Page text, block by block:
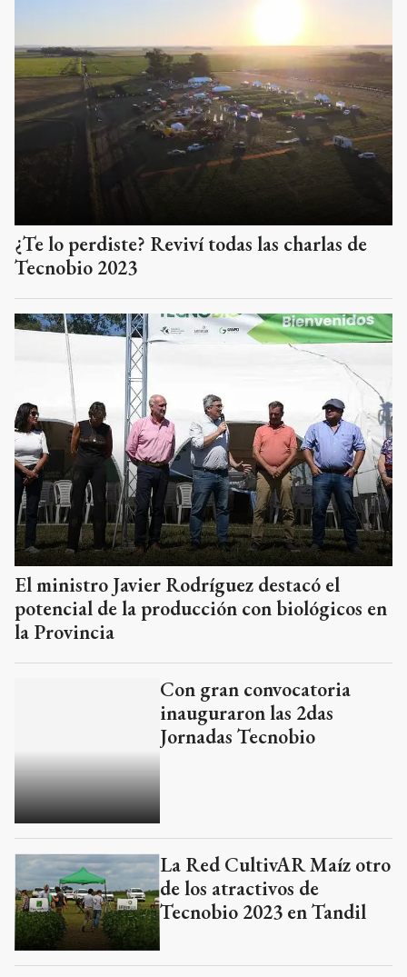
¿Te lo perdiste? Reviví todas las charlas de
Tecnobio 2023
El ministro Javier Rodríguez destacó el
potencial de la producción con biológicos en
la Provincia
Con gran convocatoria
inauguraron las 2das
Jornadas Tecnobio
La Red CultivAR Maíz otro
de los atractivos de
Tecnobio 2023 en Tandil